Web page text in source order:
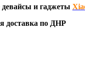
девайсы и гаджеты
доставка по ДНР